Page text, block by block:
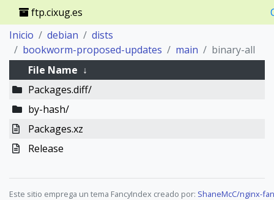
ftp.cixug.es
Inicio
debian
dists
bookworm-proposed-updates
main
binary-all
File Name ↓
Packages.diff/
by-hash/
Packages.xz
Release
Este sitio emprega un tema FancyIndex creado por: ShaneMcC/nginx-